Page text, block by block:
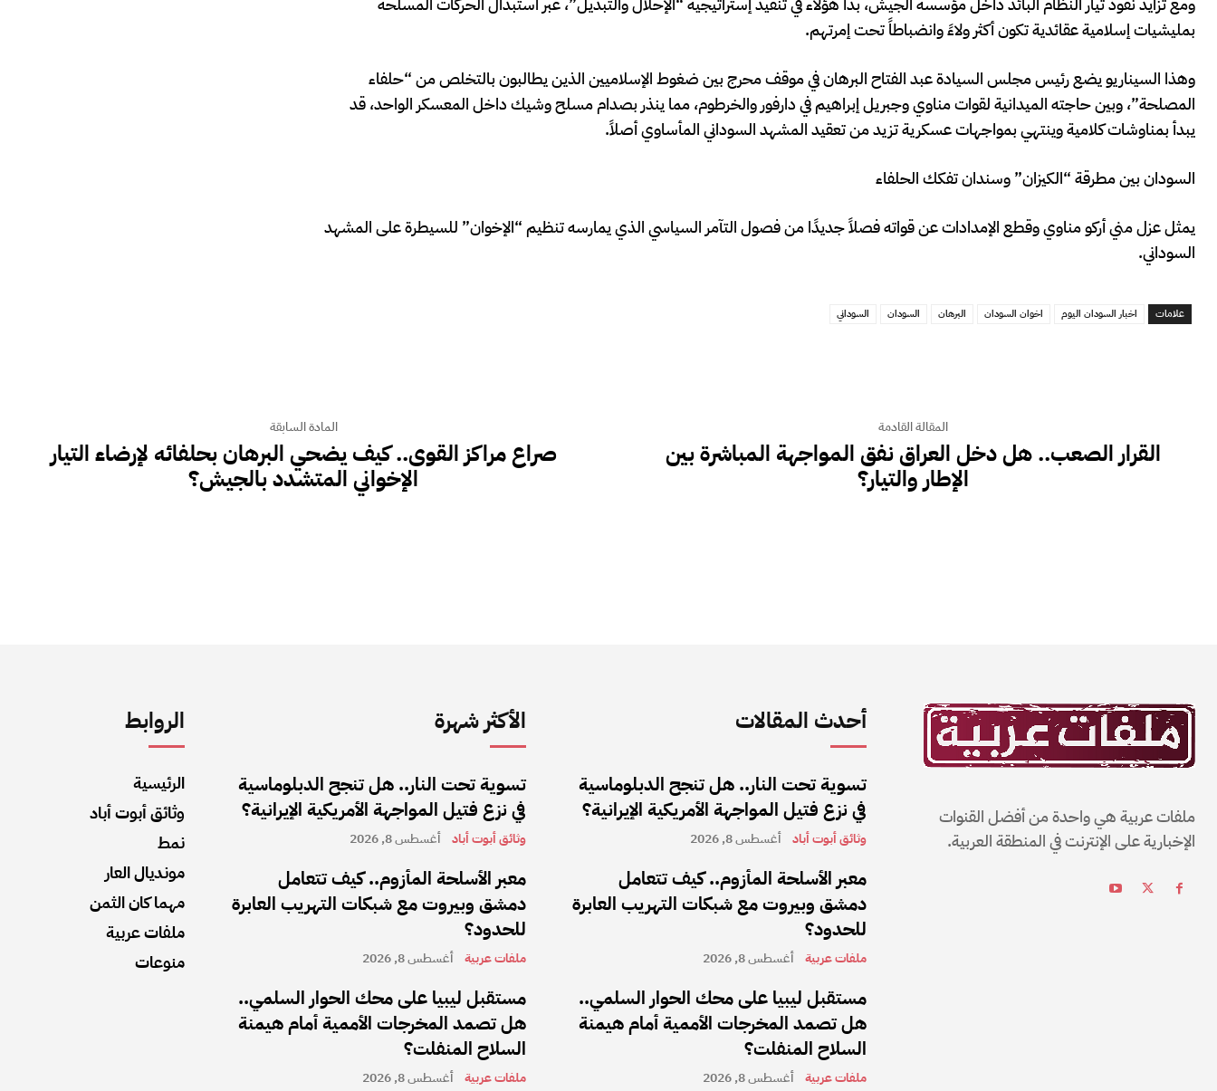
بمليشيات إسلامية عقائدية تكون أكثر ولاءً وانضباطاً تحت إمرتهم.
وهذا السيناريو يضع رئيس مجلس السيادة عبد الفتاح البرهان في موقف محرج بين ضغوط الإسلاميين الذين يطالبون بالتخلص من “حلفاء
المصلحة”، وبين حاجته الميدانية لقوات مناوي وجبريل إبراهيم في دارفور والخرطوم، مما ينذر بصدام مسلح وشيك داخل المعسكر الواحد، قد
يبدأ بمناوشات كلامية وينتهي بمواجهات عسكرية تزيد من تعقيد المشهد السوداني المأساوي أصلاً.
السودان بين مطرقة “الكيزان” وسندان تفكك الحلفاء
يمثل عزل مني أركو مناوي وقطع الإمدادات عن قواته فصلاً جديدًا من فصول التآمر السياسي الذي يمارسه تنظيم “الإخوان” للسيطرة على المشهد
السوداني.
علامات اخبار السودان اليوم اخوان السودان البرهان السودان السوداني
المادة السابقة
صراع مراكز القوى.. كيف يضحي البرهان بحلفائه لإرضاء التيار
الإخواني المتشدد بالجيش؟
المقالة القادمة
القرار الصعب.. هل دخل العراق نفق المواجهة المباشرة بين
الإطار والتيار؟
الروابط
الرئيسية
وثائق أبوت أباد
نمط
مونديال العار
مهما كان الثمن
ملفات عربية
منوعات
الأكثر شهرة
تسوية تحت النار.. هل تنجح الدبلوماسية
في نزع فتيل المواجهة الأمريكية الإيرانية؟
وثائق أبوت أباد أغسطس 8, 2026
معبر الأسلحة المأزوم.. كيف تتعامل
دمشق وبيروت مع شبكات التهريب العابرة
للحدود؟
ملفات عربية أغسطس 8, 2026
مستقبل ليبيا على محك الحوار السلمي..
هل تصمد المخرجات الأممية أمام هيمنة
السلاح المنفلت؟
ملفات عربية أغسطس 8, 2026
أحدث المقالات
تسوية تحت النار.. هل تنجح الدبلوماسية
في نزع فتيل المواجهة الأمريكية الإيرانية؟
وثائق أبوت أباد أغسطس 8, 2026
معبر الأسلحة المأزوم.. كيف تتعامل
دمشق وبيروت مع شبكات التهريب العابرة
للحدود؟
ملفات عربية أغسطس 8, 2026
مستقبل ليبيا على محك الحوار السلمي..
هل تصمد المخرجات الأممية أمام هيمنة
السلاح المنفلت؟
ملفات عربية أغسطس 8, 2026
ملفات عربية هي واحدة من أفضل القنوات
الإخبارية على الإنترنت في المنطقة العربية.